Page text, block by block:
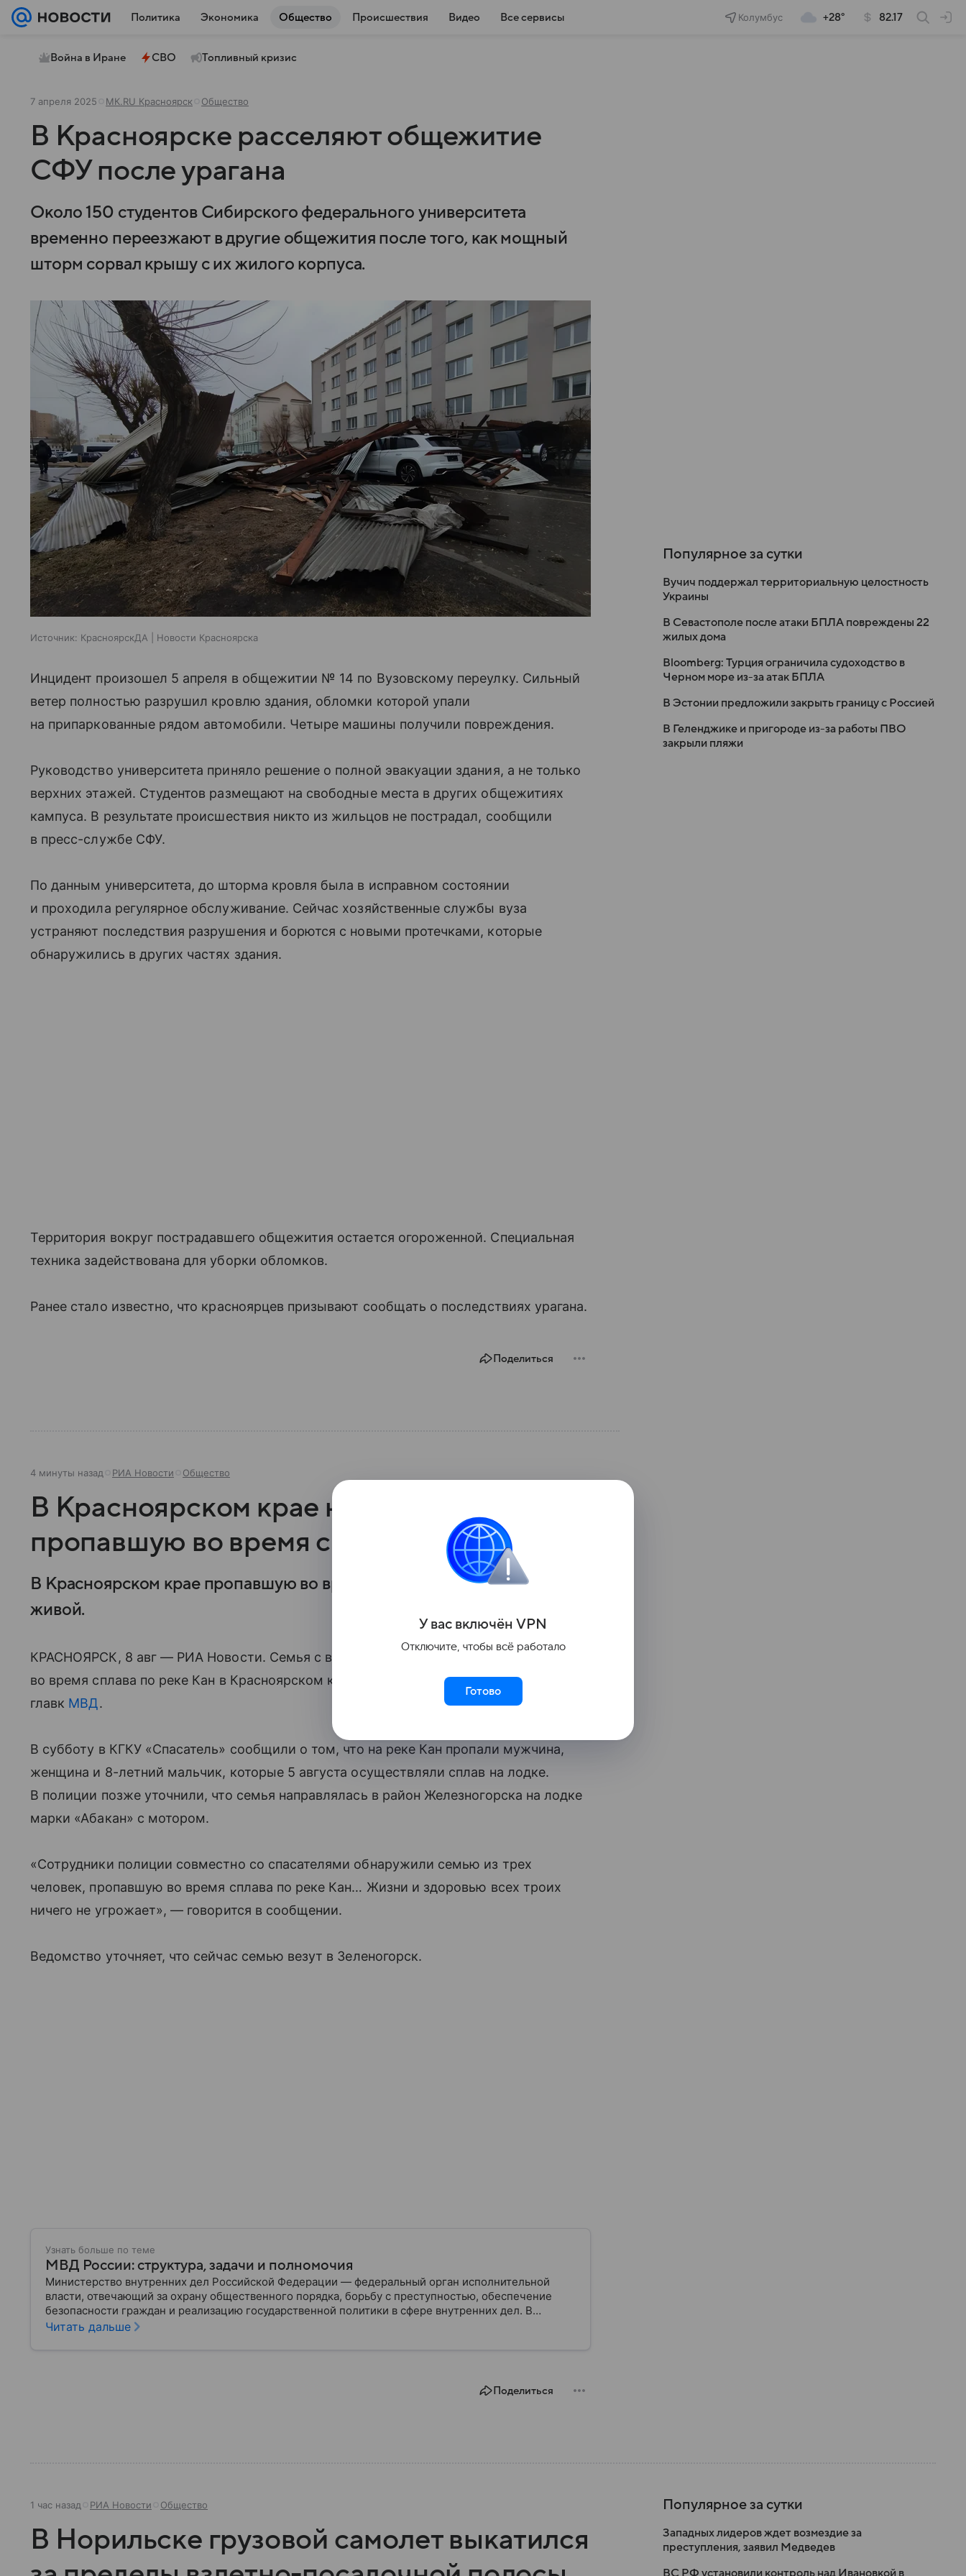
Политика Экономика Общество Происшествия Видео Все сервисы Колумбус +28° 82.17
Война в Иране СВО Топливный кризис
7 апреля 2025 МК.RU Красноярск Общество
В Красноярске расселяют общежитие
СФУ после урагана
Около 150 студентов Сибирского федерального университета
временно переезжают в другие общежития после того, как мощный
шторм сорвал крышу с их жилого корпуса.
Источник: КрасноярскДА | Новости Красноярска
Инцидент произошел 5 апреля в общежитии № 14 по Вузовскому переулку. Сильный
ветер полностью разрушил кровлю здания, обломки которой упали
на припаркованные рядом автомобили. Четыре машины получили повреждения.
Руководство университета приняло решение о полной эвакуации здания, а не только
верхних этажей. Студентов размещают на свободные места в других общежитиях
кампуса. В результате происшествия никто из жильцов не пострадал, сообщили
в пресс-службе СФУ.
По данным университета, до шторма кровля была в исправном состоянии
и проходила регулярное обслуживание. Сейчас хозяйственные службы вуза
устраняют последствия разрушения и борются с новыми протечками, которые
обнаружились в других частях здания.
Территория вокруг пострадавшего общежития остается огороженной. Специальная
техника задействована для уборки обломков.
Ранее стало известно, что красноярцев призывают сообщать о последствиях урагана.
Поделиться
4 минуты назад РИА Новости Общество
В Красноярском крае нашли семью,
пропавшую во время сплава
В Красноярском крае пропавшую во время сплава семью нашли
живой.
КРАСНОЯРСК, 8 авг — РИА Новости. Семья с восьмилетним ребенком, пропавшая
во время сплава по реке Кан в Красноярском крае, найдена живой, сообщает краевой
главк МВД.
В субботу в КГКУ «Спасатель» сообщили о том, что на реке Кан пропали мужчина,
женщина и 8-летний мальчик, которые 5 августа осуществляли сплав на лодке.
В полиции позже уточнили, что семья направлялась в район Железногорска на лодке
марки «Абакан» с мотором.
«Сотрудники полиции совместно со спасателями обнаружили семью из трех
человек, пропавшую во время сплава по реке Кан… Жизни и здоровью всех троих
ничего не угрожает», — говорится в сообщении.
Ведомство уточняет, что сейчас семью везут в Зеленогорск.
Узнать больше по теме
МВД России: структура, задачи и полномочия
Министерство внутренних дел Российской Федерации — федеральный орган исполнительной
власти, отвечающий за охрану общественного порядка, борьбу с преступностью, обеспечение
безопасности граждан и реализацию государственной политики в сфере внутренних дел. В
материале рассказываем, чем занимается МВД России, какие задачи выполняет министерство, как
Читать дальше
Поделиться
Популярное за сутки
Вучич поддержал территориальную целостность
Украины
В Севастополе после атаки БПЛА повреждены 22
жилых дома
Bloomberg: Турция ограничила судоходство в
Черном море из-за атак БПЛА
В Эстонии предложили закрыть границу с Россией
В Геленджике и пригороде из-за работы ПВО
закрыли пляжи
1 час назад РИА Новости Общество
В Норильске грузовой самолет выкатился
Популярное за сутки
Западных лидеров ждет возмездие за
преступления, заявил Медведев
ВС РФ установили контроль над Ивановкой в
У вас включён VPN
Отключите, чтобы всё работало
Готово